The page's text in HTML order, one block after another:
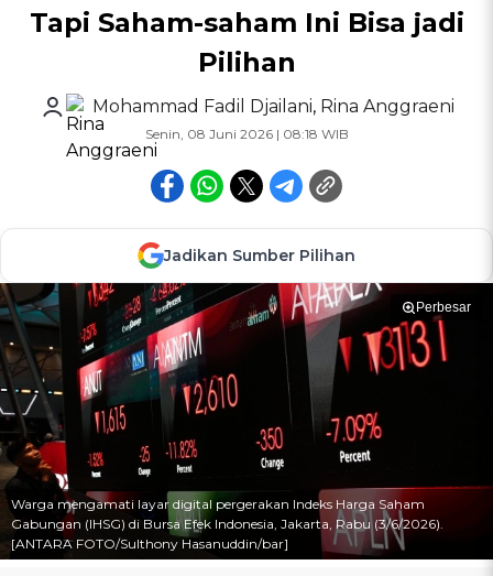
Tapi Saham-saham Ini Bisa jadi
Pilihan
Mohammad Fadil Djailani, Rina Anggraeni
Senin, 08 Juni 2026 | 08:18 WIB
Jadikan Sumber Pilihan
Perbesar
Warga mengamati layar digital pergerakan Indeks Harga Saham
Gabungan (IHSG) di Bursa Efek Indonesia, Jakarta, Rabu (3/6/2026).
[ANTARA FOTO/Sulthony Hasanuddin/bar]